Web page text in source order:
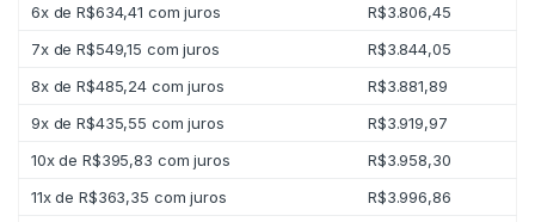
6x deR$634,41 com juros R$3.806,45
7x deR$549,15 com juros R$3.844,05
8x deR$485,24 com juros R$3.881,89
9x deR$435,55 com juros R$3.919,97
10x deR$395,83 com juros R$3.958,30
11x deR$363,35 com juros R$3.996,86